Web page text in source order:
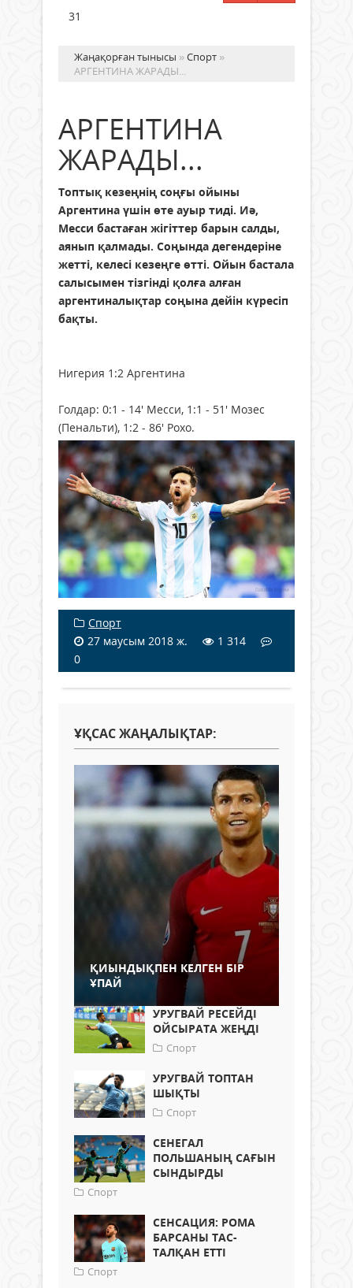
31
Жаңақорған тынысы »Спорт »
АРГЕНТИНА ЖАРАДЫ...
АРГЕНТИНА
ЖАРАДЫ...
Топтық кезеңнің соңғы ойыны
Аргентина үшін өте ауыр тиді. Иә,
Месси бастаған жігіттер барын салды,
аянып қалмады. Соңында дегендеріне
жетті, келесі кезеңге өтті. Ойын бастала
салысымен тізгінді қолға алған
аргентиналықтар соңына дейін күресіп
бақты.
Нигерия 1:2 Аргентина
Голдар: 0:1 - 14' Месси, 1:1 - 51' Мозес
(Пенальти), 1:2 - 86' Рохо.
Спорт
27 маусым 2018 ж.
1 314
0
ҰҚСАС ЖАҢАЛЫҚТАР:
ҚИЫНДЫҚПЕН КЕЛГЕН БІР
ҰПАЙ
УРУГВАЙ РЕСЕЙДІ
ОЙСЫРАТА ЖЕҢДІ
Спорт
УРУГВАЙ ТОПТАН
ШЫҚТЫ
Спорт
СЕНЕГАЛ
ПОЛЬШАНЫҢ САҒЫН
СЫНДЫРДЫ
Спорт
СЕНСАЦИЯ: РОМА
БАРСАНЫ ТАС-
ТАЛҚАН ЕТТІ
Спорт